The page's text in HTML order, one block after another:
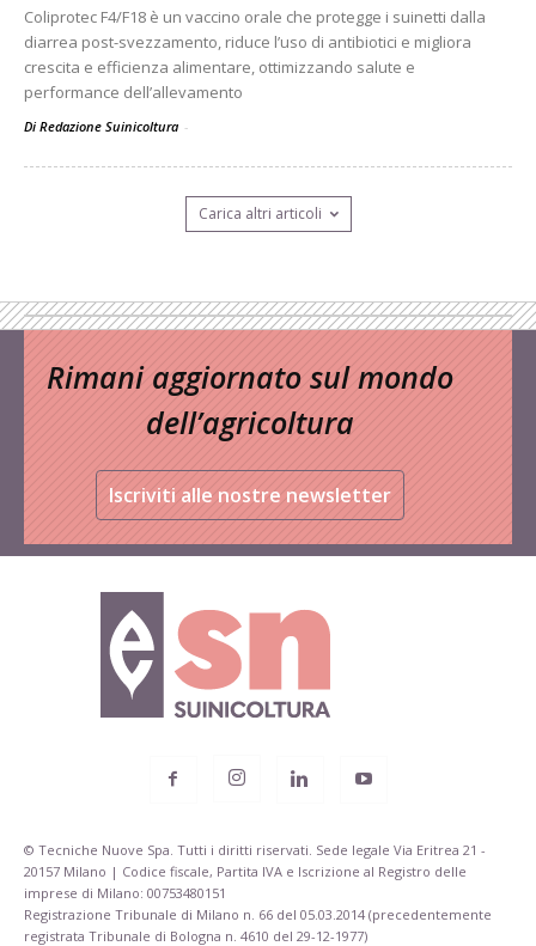
Coliprotec F4/F18 è un vaccino orale che protegge i suinetti dalla
diarrea post-svezzamento, riduce l’uso di antibiotici e migliora
crescita e efficienza alimentare, ottimizzando salute e
performance dell’allevamento
Di Redazione Suinicoltura -
Carica altri articoli
Rimani aggiornato sul mondo
dell’agricoltura
Iscriviti alle nostre newsletter
© Tecniche Nuove Spa. Tutti i diritti riservati. Sede legale Via Eritrea 21 -
20157 Milano | Codice fiscale, Partita IVA e Iscrizione al Registro delle
imprese di Milano: 00753480151
Registrazione Tribunale di Milano n. 66 del 05.03.2014 (precedentemente
registrata Tribunale di Bologna n. 4610 del 29-12-1977)